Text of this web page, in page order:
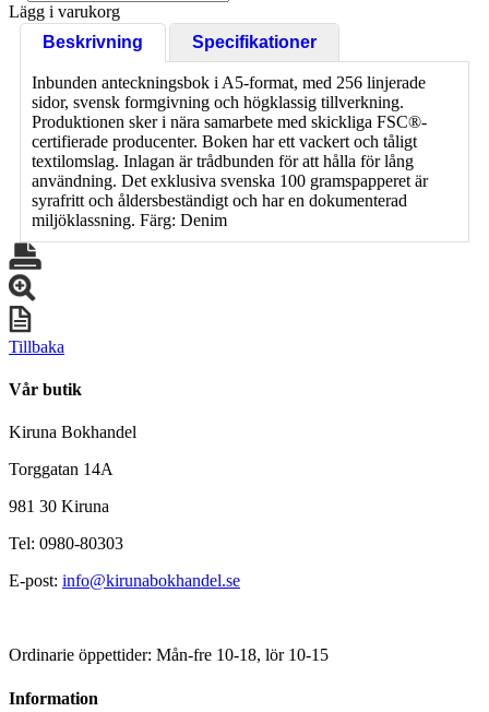
Lägg i varukorg
Beskrivning
Specifikationer
Inbunden anteckningsbok i A5-format, med 256 linjerade
sidor, svensk formgivning och högklassig tillverkning.
Produktionen sker i nära samarbete med skickliga FSC®-
certifierade producenter. Boken har ett vackert och tåligt
textilomslag. Inlagan är trådbunden för att hålla för lång
användning. Det exklusiva svenska 100 gramspapperet är
syrafritt och åldersbeständigt och har en dokumenterad
miljöklassning. Färg: Denim
Tillbaka
Vår butik
Kiruna Bokhandel
Torggatan 14A
981 30 Kiruna
Tel: 0980-80303
E-post: info@kirunabokhandel.se
Ordinarie öppettider: Mån-fre 10-18, lör 10-15
Information